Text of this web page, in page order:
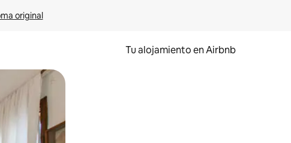
original
Tu alojamiento en Airbnb